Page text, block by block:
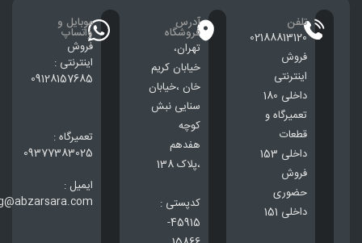
تلفن
02188813120
فروش
اینترنتی
داخلی 180
تعمیرگاه و
قطعات
داخلی 153
فروش
حضوری
داخلی 151
آدرس
فروشگاه
تهران،
خيابان كريم
خان ،خيابان
سنایی نبش
کوچه
هفدهم
،پلاک 138
کدپستی :
45915-
موبایل و
واتساپ
فروش
اینترنتی :
09128157685
تعمیرگاه :
09377383025
ایمیل :